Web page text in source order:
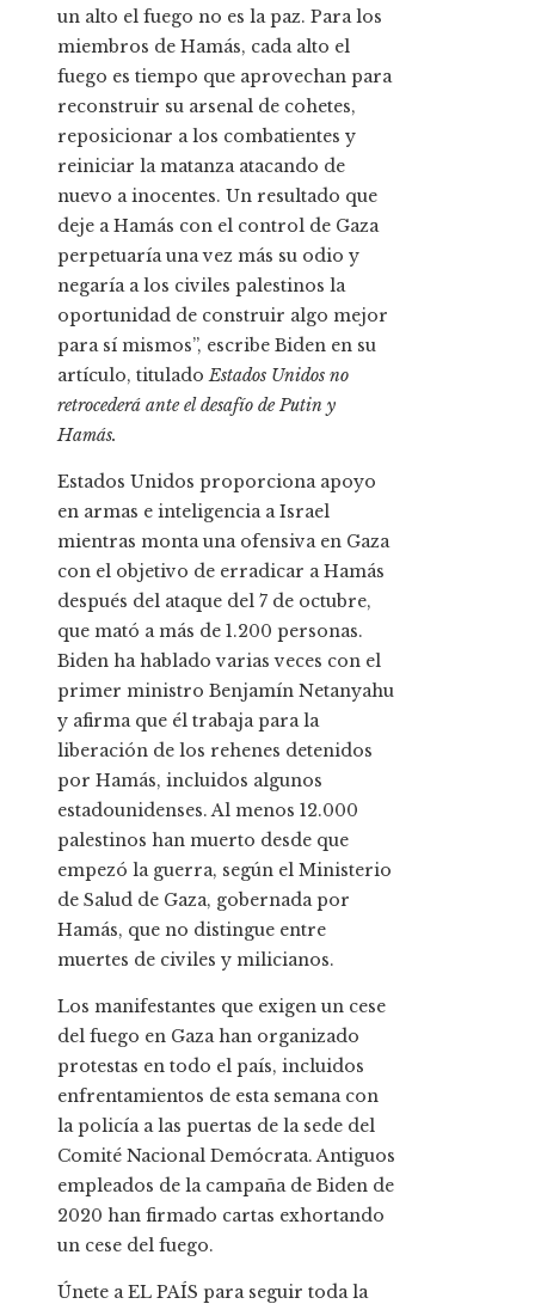
un alto el fuego no es la paz. Para los
miembros de Hamás, cada alto el
fuego es tiempo que aprovechan para
reconstruir su arsenal de cohetes,
reposicionar a los combatientes y
reiniciar la matanza atacando de
nuevo a inocentes. Un resultado que
deje a Hamás con el control de Gaza
perpetuaría una vez más su odio y
negaría a los civiles palestinos la
oportunidad de construir algo mejor
para sí mismos”, escribe Biden en su
artículo, tituladoEstados Unidos no
retrocederá ante el desafío de Putin y
Hamás.
Estados Unidos proporciona apoyo
en armas e inteligencia a Israel
mientras monta una ofensiva en Gaza
con el objetivo de erradicar a Hamás
después del ataque del 7 de octubre,
que mató a más de 1.200 personas.
Biden ha hablado varias veces con el
primer ministro Benjamín Netanyahu
y afirma que él trabaja para la
liberación de los rehenes detenidos
por Hamás, incluidos algunos
estadounidenses. Al menos 12.000
palestinos han muerto desde que
empezó la guerra, según el Ministerio
de Salud de Gaza, gobernada por
Hamás, que no distingue entre
muertes de civiles y milicianos.
Los manifestantes que exigen un cese
del fuego en Gaza han organizado
protestas en todo el país, incluidos
enfrentamientos de esta semana con
la policía a las puertas de la sede del
Comité Nacional Demócrata. Antiguos
empleados de la campaña de Biden de
2020 han firmado cartas exhortando
un cese del fuego.
Únete a EL PAÍS para seguir toda la